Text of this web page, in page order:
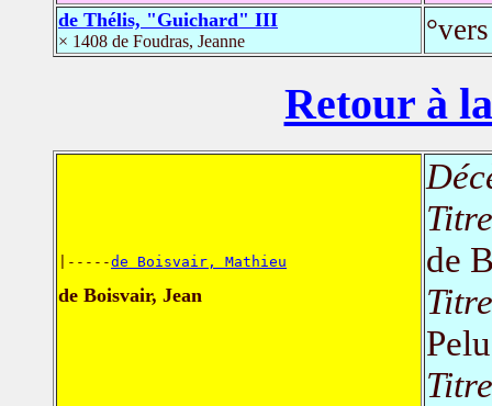
de Thélis, "Guichard" III
× 1408 de Foudras, Jeanne
Retour à
|-----de Boisvair, Mathieu
de Boisvair, Jean
de